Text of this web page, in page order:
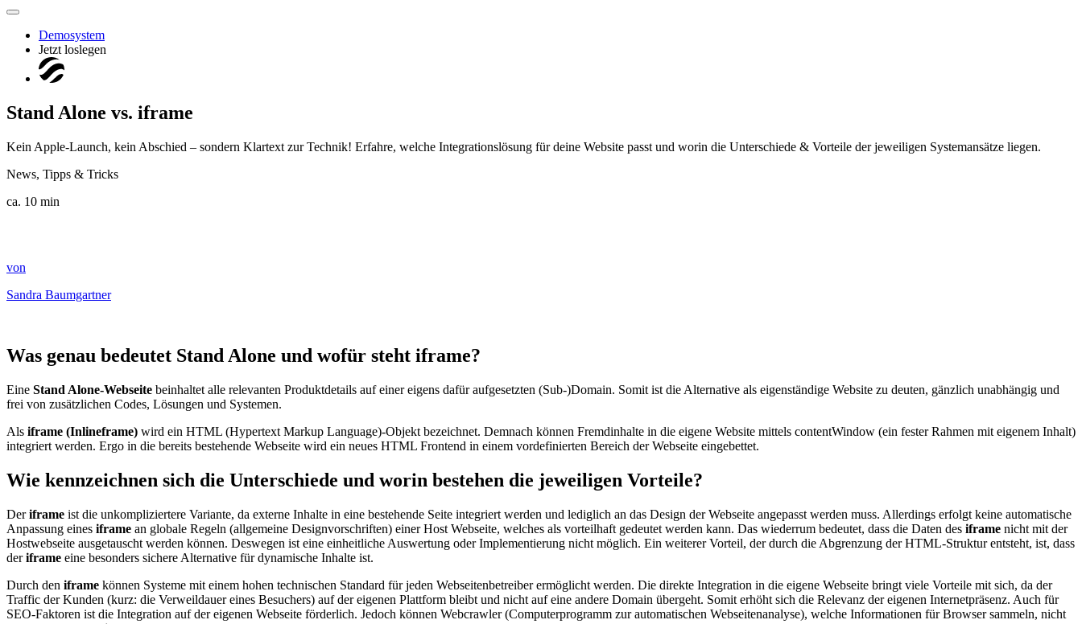
Demosystem
Jetzt loslegen
Stand Alone vs. iframe
Kein Apple-Launch, kein Abschied – sondern Klartext zur Technik! Erfahre, welche Integrationslösung für deine Website passt und worin die Unterschiede & Vorteile der jeweiligen Systemansätze liegen.
News, Tipps & Tricks
ca. 10 min
von
Sandra Baumgartner
Was genau bedeutet Stand Alone und wofür steht iframe?
Eine Stand Alone-Webseite beinhaltet alle relevanten Produktdetails auf einer eigens dafür aufgesetzten (Sub-)Domain. Somit ist die Alternative als eigenständige Website zu deuten, gänzlich unabhängig und
frei von zusätzlichen Codes, Lösungen und Systemen.
Als iframe (Inlineframe) wird ein HTML (Hypertext Markup Language)-Objekt bezeichnet. Demnach können Fremdinhalte in die eigene Website mittels contentWindow (ein fester Rahmen mit eigenem Inhalt)
integriert werden. Ergo in die bereits bestehende Webseite wird ein neues HTML Frontend in einem vordefinierten Bereich der Webseite eingebettet.
Wie kennzeichnen sich die Unterschiede und worin bestehen die jeweiligen Vorteile?
Deriframe ist die unkompliziertere Variante, da externe Inhalte in eine bestehende Seite integriert werden und lediglich an das Design der Webseite angepasst werden muss. Allerdings erfolgt keine automatische
Anpassung eines iframe an globale Regeln (allgemeine Designvorschriften) einer Host Webseite, welches als vorteilhaft gedeutet werden kann. Das wiederrum bedeutet, dass die Daten des iframe nicht mit der
Hostwebseite ausgetauscht werden können. Deswegen ist eine einheitliche Auswertung oder Implementierung nicht möglich. Ein weiterer Vorteil, der durch die Abgrenzung der HTML-Struktur entsteht, ist, dass
deriframe eine besonders sichere Alternative für dynamische Inhalte ist.
Durch den iframe können Systeme mit einem hohen technischen Standard für jeden Webseitenbetreiber ermöglicht werden. Die direkte Integration in die eigene Webseite bringt viele Vorteile mit sich, da der
Traffic der Kunden (kurz: die Verweildauer eines Besuchers) auf der eigenen Plattform bleibt und nicht auf eine andere Domain übergeht. Somit erhöht sich die Relevanz der eigenen Internetpräsenz. Auch für
SEO-Faktoren ist die Integration auf der eigenen Webseite förderlich. Jedoch können Webcrawler (Computerprogramm zur automatischen Webseitenanalyse), welche Informationen für Browser sammeln, nicht